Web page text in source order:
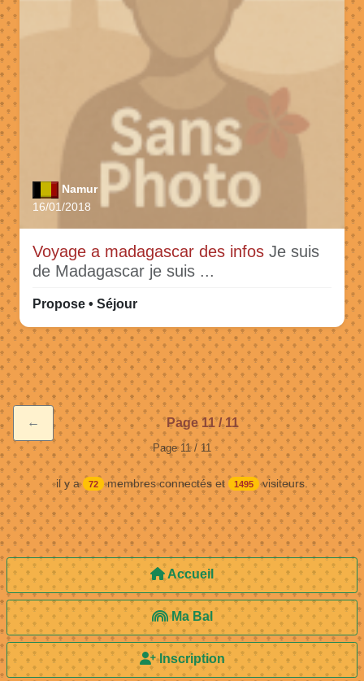
Namur
16/01/2018
Voyage a madagascar des infos Je suis
de Madagascar je suis ...
Propose • Séjour
← Page 11 / 11
Page 11 / 11
il y a 72 membres connectés et 1495 visiteurs.
Accueil
Ma Bal
Inscription